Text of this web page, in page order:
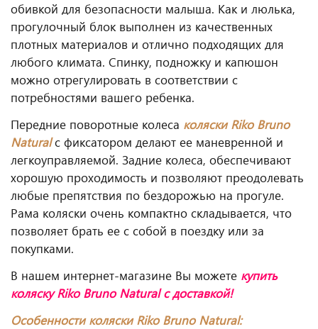
обивкой для безопасности малыша. Как и люлька,
прогулочный блок выполнен из качественных
плотных материалов и отлично подходящих для
любого климата. Спинку, подножку и капюшон
можно отрегулировать в соответствии с
потребностями вашего ребенка.
Передние поворотные колеса коляски Riko Bruno
Naturalс фиксатором делают ее маневренной и
легкоуправляемой. Задние колеса, обеспечивают
хорошую проходимость и позволяют преодолевать
любые препятствия по бездорожью на прогуле.
Рама коляски очень компактно складывается, что
позволяет брать ее с собой в поездку или за
покупками.
В нашем интернет-магазине Вы можете купить
коляску Riko Bruno Natural с доставкой!
Особенности коляскиRiko Bruno Natural: